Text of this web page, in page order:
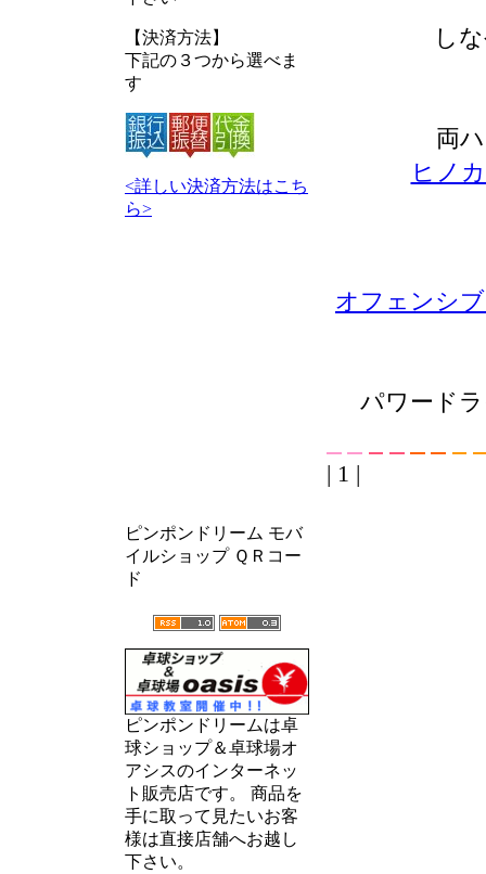
【決済方法】
下記の３つから選べま
す
<詳しい決済方法はこち
ら>
ピンポンドリーム モバ
イルショップ ＱＲコー
ド
ピンポンドリームは卓
球ショップ＆卓球場オ
アシスのインターネッ
ト販売店です。 商品を
手に取って見たいお客
様は直接店舗へお越し
下さい。
し
両
ヒノ
オフェンシ
パワード
| 1 |